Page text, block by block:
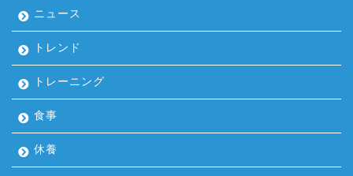
ニュース
トレンド
トレーニング
食事
休養